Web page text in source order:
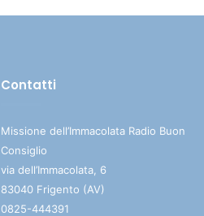
Contatti
Missione dell’Immacolata Radio Buon
Consiglio
via dell’Immacolata, 6
83040 Frigento (AV)
0825-444391